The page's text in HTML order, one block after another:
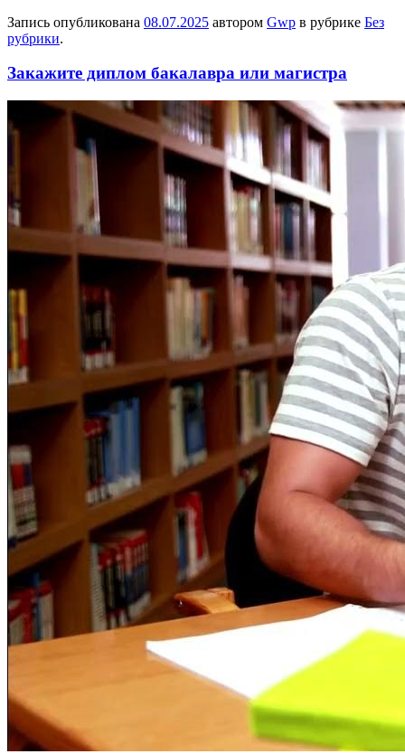
Запись опубликована 08.07.2025 автором Gwp в рубрике Без
рубрики.
Закажите диплом бакалавра или магистра